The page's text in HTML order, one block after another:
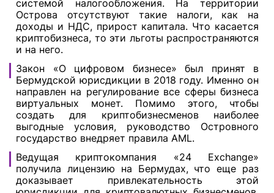
системой налогообложения. На территории
Острова отсутствуют такие налоги, как на
доходы и НДС, прирост капитала. Что касается
криптобизнеса, то эти льготы распространяются
и на него.
Закон «О цифровом бизнесе» был принят в
Бермудской юрисдикции в 2018 году. Именно он
направлен на регулирование все сферы бизнеса
виртуальных монет. Помимо этого, чтобы
создать для криптобизнесменов наиболее
выгодные условия, руководство Островного
государство внедряет правила AML.
Ведущая криптокомпания «24 Exchange»
получила лицензию на Бермудах, что еще раз
доказывает привлекательность этой